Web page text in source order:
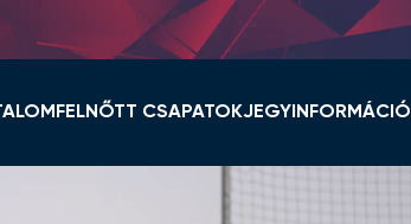
FELNŐTT CSAPATOKJEGYINFORMÁCIÓ